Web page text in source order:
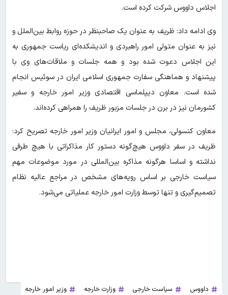
اجلاس داووس شرکت کرده است.
وی ادامه داد: ظریف به عنوان یک صاحبنظر در حوزه روابط بین‌الملل و
نیز به عنوان متولی امور راهبردی و اندیشکده‌ای ریاست جمهوری به
این اجلاس دعوت شده بود و همه جلسات و ملاقات‌های وی با
پیشنهاد و هماهنگی سفارت جمهوری اسلامی ایران در سوئیس انجام
شده است. معاون دیپلماسی اقتصادی وزیر امور خارجه و سفیر
کشورمان نیز در برن در جلسات مزبور ظریف را همراهی کرده‌اند.
معاون کنسولی، مجلس و امور ایرانیان وزیر امور خارجه تصریح کرد:
ظریف در سفر داووس هیچ‌گونه دستور کار مذاکراتی با هیچ طرفی
نداشته و اساسا هرگونه مذاکره‌ بین‌المللی در مورد موضوعات مهم
سیاست خارجی بر اساس رویه‌های مشخص در مراجع عالیه نظام
تصمیم‌گیری و تنها توسط وزارت امور خارجه عملیاتی می‌شود.
داووس سیاست خارجی وزارت خارجه
وزیر امور خارجه